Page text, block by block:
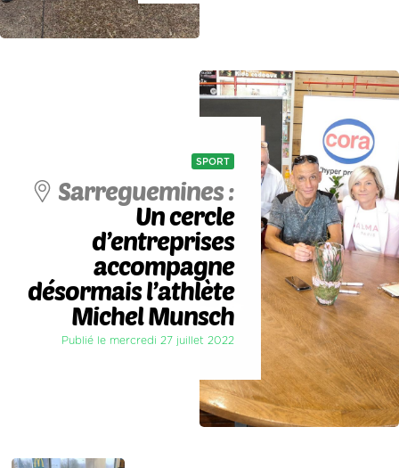
SPORT
Sarreguemines :
Un cercle
d’entreprises
accompagne
désormais l’athlète
Michel Munsch
Publié le mercredi 27 juillet 2022